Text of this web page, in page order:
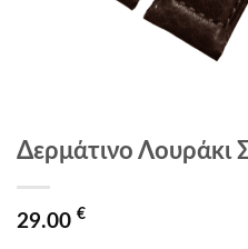
Δερμάτινο Λουράκι
29.00 €